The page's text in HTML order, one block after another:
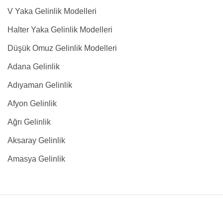
V Yaka Gelinlik Modelleri
Halter Yaka Gelinlik Modelleri
Düşük Omuz Gelinlik Modelleri
Adana Gelinlik
Adıyaman Gelinlik
Afyon Gelinlik
Ağrı Gelinlik
Aksaray Gelinlik
Amasya Gelinlik